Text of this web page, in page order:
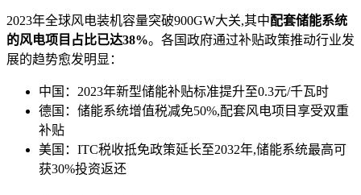
2023年全球风电装机容量突破900GW大关,其中配套储能系统
的风电项目占比已达38%。各国政府通过补贴政策推动行业发
展的趋势愈发明显：
中国：2023年新型储能补贴标准提升至0.3元/千瓦时
德国：储能系统增值税减免50%,配套风电项目享受双重
补贴
美国：ITC税收抵免政策延长至2032年,储能系统最高可
获30%投资返还